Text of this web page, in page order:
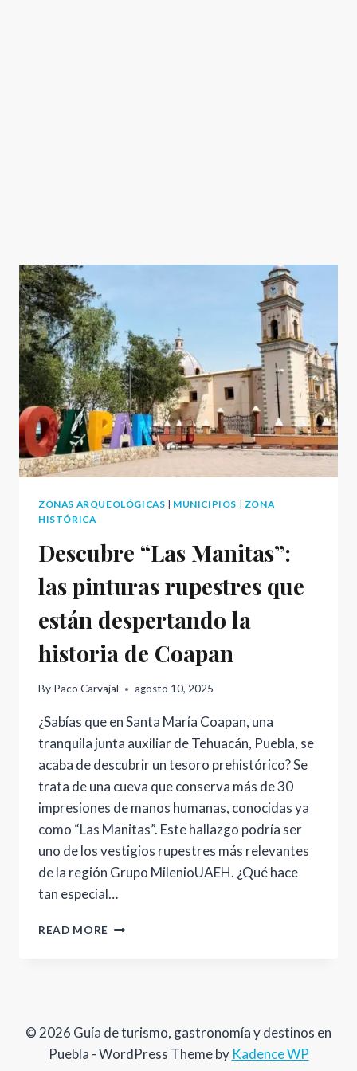
ZONAS ARQUEOLÓGICAS | MUNICIPIOS | ZONA
HISTÓRICA
Descubre “Las Manitas”:
las pinturas rupestres que
están despertando la
historia de Coapan
By Paco Carvajal agosto 10, 2025
¿Sabías que en Santa María Coapan, una
tranquila junta auxiliar de Tehuacán, Puebla, se
acaba de descubrir un tesoro prehistórico? Se
trata de una cueva que conserva más de 30
impresiones de manos humanas, conocidas ya
como “Las Manitas”. Este hallazgo podría ser
uno de los vestigios rupestres más relevantes
de la región Grupo MilenioUAEH. ¿Qué hace
tan especial…
READ MORE DESCUBRE
QUE
DESPERTANDO
© 2026 Guía de turismo, gastronomía y destinos en
Puebla - WordPress Theme by Kadence WP